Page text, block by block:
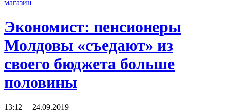
Экономист: пенсионеры
Молдовы «съедают» из
своего бюджета больше
половины
13:12 24.09.2019